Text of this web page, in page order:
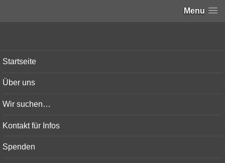
Menu
Startseite
Über uns
Wir suchen…
Kontakt für Infos
Spenden